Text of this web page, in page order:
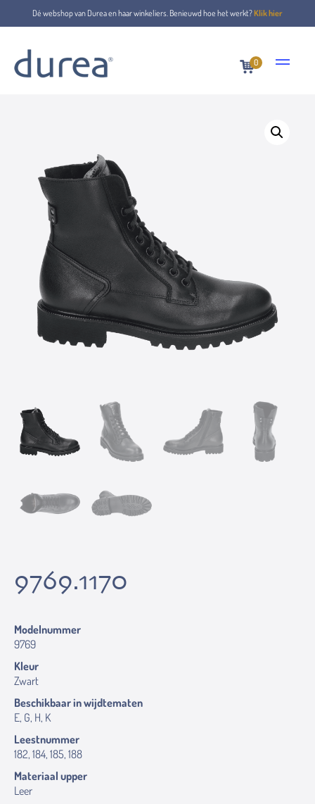
Dé webshop van Durea en haar winkeliers. Benieuwd hoe het werkt?Klik hier
0
Home Veterboots
9769.1170
Modelnummer
9769
Kleur
Zwart
Beschikbaar in wijdtematen
E, G, H, K
Leestnummer
182, 184, 185, 188
Materiaal upper
Leer